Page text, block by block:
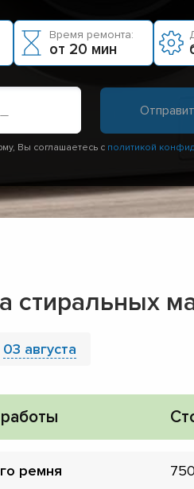
Время ремонта:
от 20 мин
Вы соглашаетесь с политикой
стиральных
03 августа
ремня 750